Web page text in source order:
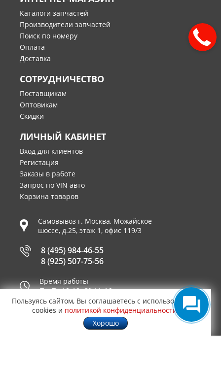
Каталоги запчастей
Производители запчастей
Поиск по номеру
Оплата
Доставка
СОТРУДНИЧЕСТВО
Поставщикам
Оптовикам
Скидки
ЛИЧНЫЙ КАБИНЕТ
Вход для клиентов
Регистация
Заказы в работе
Запрос по VIN авто
Корзина товаров
Самовывоз г. Москва, Можайское
шоссе, д.25, этаж 1, офис 119/3
8 (495) 984-46-55
8 (925) 507-75-56
Время работы
Пн-Пт 10-19, Сб 11-16
Принимаем к оплате
Пользуясь сайтом, Вы соглашаетесь с использованием
cookies и политикой конфиденциальности
Хорошо